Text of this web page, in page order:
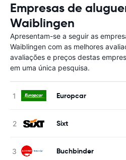
Empresas de
Waiblingen
Apresentam-se a seguir as
Waiblingen com as melhores
avaliações e preços destas
em uma única pesquisa.
Europcar
Sixt
Buchbinder